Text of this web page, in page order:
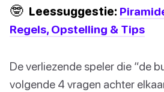
🤓 Leessuggestie:
Regels, Opstelling & Tips
De verliezende speler die “de
volgende 4 vragen achter